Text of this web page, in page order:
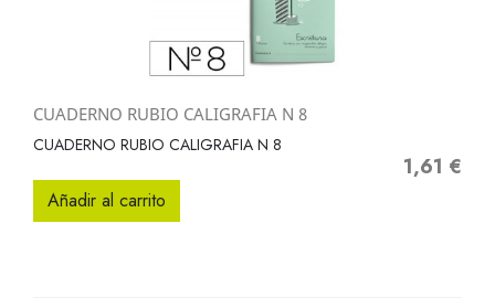
CUADERNO RUBIO CALIGRAFIA N 8
CUADERNO RUBIO CALIGRAFIA N 8
Precio
1,61 €
Añadir al carrito